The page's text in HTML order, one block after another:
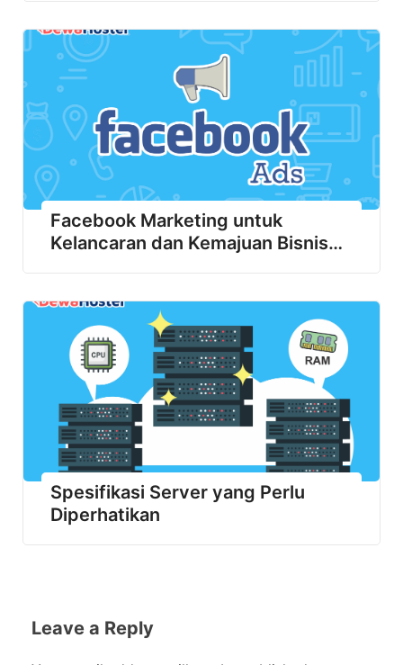
Facebook Marketing untuk
Kelancaran dan Kemajuan Bisnis
Spesifikasi Server yang Perlu
Diperhatikan
Leave a Reply